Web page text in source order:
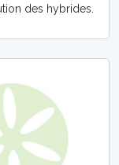
des hybrides.